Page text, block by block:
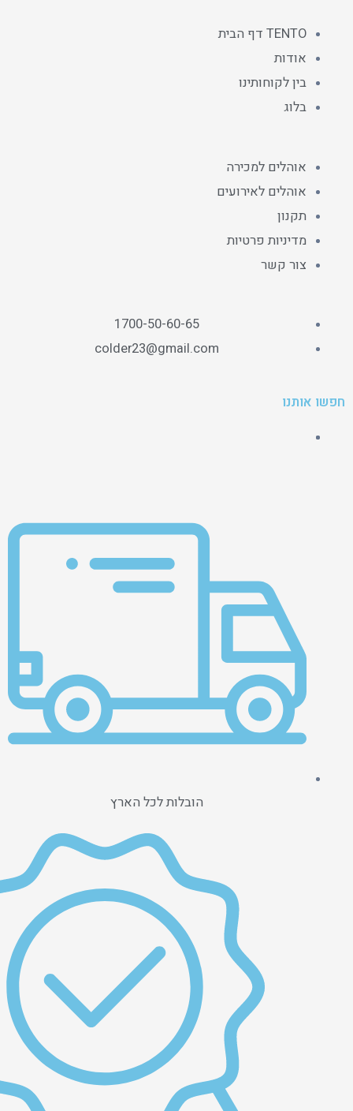
TENTO דף הבית
אודות
בין לקוחותינו
בלוג
אוהלים למכירה
אוהלים לאירועים
תקנון
מדיניות פרטיות
צור קשר
1700-50-60-65
colder23@gmail.com
חפשו אותנו
הובלות לכל הארץ